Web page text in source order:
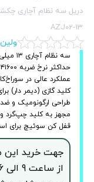
AZJ02-13
سه نظام آچاری ۱۳ میلی‌متری
حداکثر نرخ ضربه ۴۱۶۰۰ ضربه در دقیقه
عملکرد عالی در
کلید گازی (دیمر دار)
طراحی ارگونومیک و
مجهز به کلید چپ‌گرد
قفل کن سوئیچ برای
جهت خرید این
از ساعت 9 الی 16 با شماره